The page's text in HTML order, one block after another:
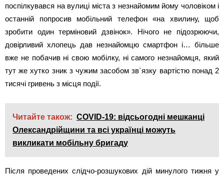
поспілкувався на вулиці міста з незнайомим йому чоловіком і
останній попросив мобільний телефон «на хвилину, щоб
зробити один терміновий дзвінок». Нічого не підозрюючи,
довірливий хлопець дав незнайомцю смартфон і… більше
вже не побачив ні свою мобілку, ні самого незнайомця, який
тут же хутко зник з чужим засобом зв`язку вартістю понад 2
тисячі гривень з місця події.
Читайте також: COVID-19: відсьогодні мешканці
Олександрійщини та всі українці можуть
викликати мобільну бригаду
Після проведених слідчо-розшукових дій минулого тижня у